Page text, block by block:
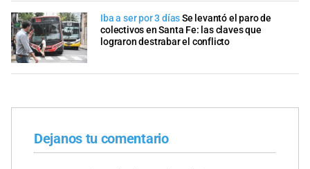
Iba a ser por 3 díasSe levantó el paro de
colectivos en Santa Fe: las claves que
lograron destrabar el conflicto
Dejanos tu comentario